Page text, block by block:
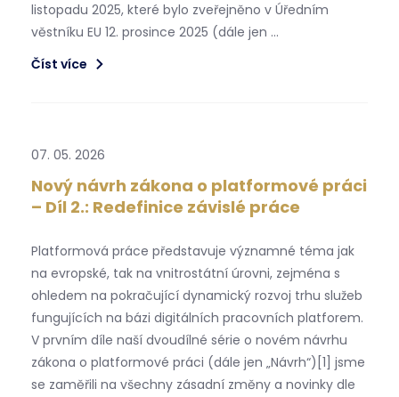
listopadu 2025, které bylo zveřejněno v Úředním
věstníku EU 12. prosince 2025 (dále jen …
Číst více
07. 05. 2026
Nový návrh zákona o platformové práci
– Díl 2.: Redefinice závislé práce
Platformová práce představuje významné téma jak
na evropské, tak na vnitrostátní úrovni, zejména s
ohledem na pokračující dynamický rozvoj trhu služeb
fungujících na bázi digitálních pracovních platforem.
V prvním díle naší dvoudílné série o novém návrhu
zákona o platformové práci (dále jen „Návrh“)[1] jsme
se zaměřili na všechny zásadní změny a novinky dle